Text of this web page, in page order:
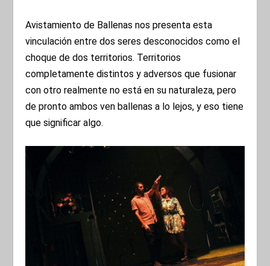
Avistamiento de Ballenas nos presenta esta
vinculación entre dos seres desconocidos como el
choque de dos territorios. Territorios
completamente distintos y adversos que fusionar
con otro realmente no está en su naturaleza, pero
de pronto ambos ven ballenas a lo lejos, y eso tiene
que significar algo.